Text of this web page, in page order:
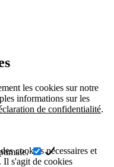
les cookies sur notre
informations sur les
de confidentialité.
cookies nécessaires et
Il s'agit de cookies